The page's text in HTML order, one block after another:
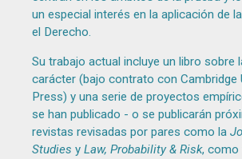
un especial interés en la aplicación de
el Derecho.
Su trabajo actual incluye un libro sobre
carácter (bajo contrato con Cambridge
Press) y una serie de proyectos
se han publicado - o se publicarán
revistas revisadas por pares como la
Studies y Law, Probability & Risk, como